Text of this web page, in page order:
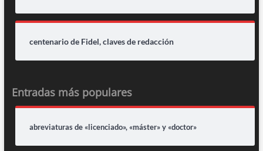
centenario de Fidel, claves de redacción
Entradas más populares
abreviaturas de «licenciado», «máster» y «doctor»